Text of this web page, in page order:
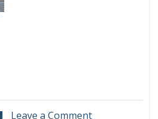
Leave a Commenton